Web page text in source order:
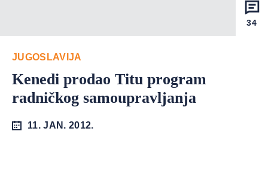
34
JUGOSLAVIJA
Kenedi prodao Titu program
radničkog samoupravljanja
11. JAN. 2012.